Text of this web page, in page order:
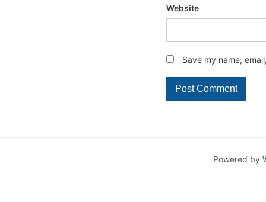
Website
Save my name,
Powered by